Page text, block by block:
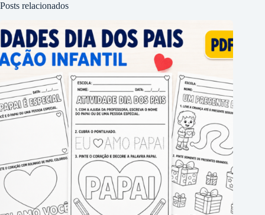
Posts relacionados